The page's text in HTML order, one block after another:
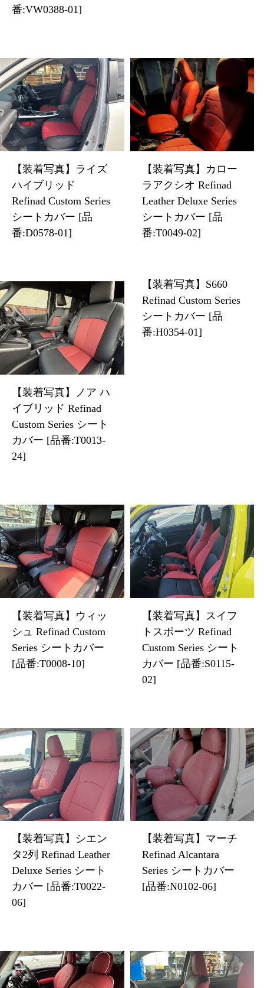
番:VW0388-01]
【装着写真】ライズ
ハイブリッド
Refinad Custom Series
シートカバー [品
番:D0578-01]
【装着写真】カロー
ラアクシオ Refinad
Leather Deluxe Series
シートカバー [品
番:T0049-02]
【装着写真】ノア ハ
イブリッド Refinad
Custom Series シート
カバー [品番:T0013-
24]
【装着写真】S660
Refinad Custom Series
シートカバー [品
番:H0354-01]
【装着写真】ウィッ
シュ Refinad Custom
Series シートカバー
[品番:T0008-10]
【装着写真】スイフ
トスポーツ Refinad
Custom Series シート
カバー [品番:S0115-
02]
【装着写真】シエン
タ2列 Refinad Leather
Deluxe Series シート
カバー [品番:T0022-
06]
【装着写真】マーチ
Refinad Alcantara
Series シートカバー
[品番:N0102-06]